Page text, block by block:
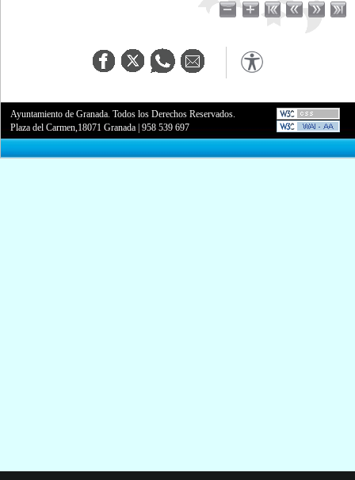
Ayuntamiento de Granada. Todos los Derechos Reservados.
Plaza del Carmen,18071 Granada |958 539 697